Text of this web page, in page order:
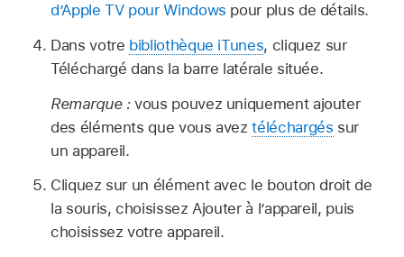
d’Apple TV pour Windows pour plus de détails.
Dans votre bibliothèque iTunes, cliquez sur
Téléchargé dans la barre latérale située.
Remarque :vous pouvez uniquement ajouter
des éléments que vous aveztéléchargés sur
un appareil.
Cliquez sur un élément avec le bouton droit de
la souris, choisissez Ajouter à l’appareil, puis
choisissez votre appareil.